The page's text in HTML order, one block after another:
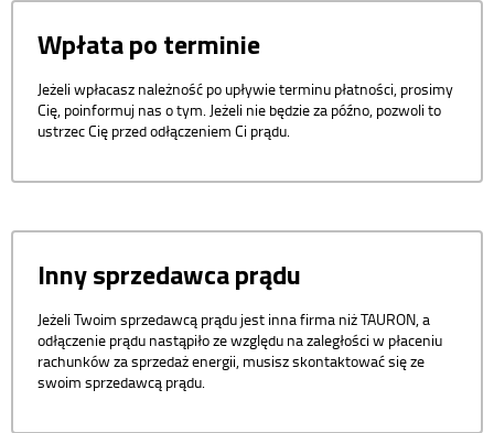
Wpłata po terminie
Jeżeli wpłacasz należność po upływie terminu płatności, prosimy
Cię, poinformuj nas o tym. Jeżeli nie będzie za późno, pozwoli to
ustrzec Cię przed odłączeniem Ci prądu.
Inny sprzedawca prądu
Jeżeli Twoim sprzedawcą prądu jest inna firma niż TAURON, a
odłączenie prądu nastąpiło ze względu na zaległości w płaceniu
rachunków za sprzedaż energii, musisz skontaktować się ze
swoim sprzedawcą prądu.